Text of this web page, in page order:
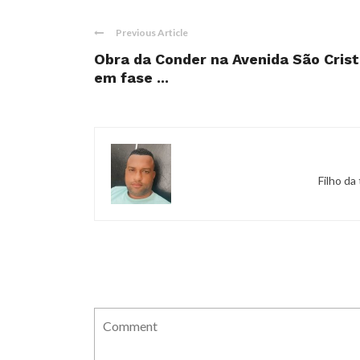
Previous Article
Obra da Conder na Avenida São
em fase ...
Filho